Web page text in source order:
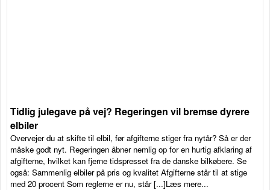
Tidlig julegave på vej? Regeringen vil bremse dyrere
elbiler
Overvejer du at skifte til elbil, før afgifterne stiger fra nytår? Så er der
måske godt nyt. Regeringen åbner nemlig op for en hurtig afklaring af
afgifterne, hvilket kan fjerne tidspresset fra de danske bilkøbere. Se
også: Sammenlig elbiler på pris og kvalitet Afgifterne står til at stige
med 20 procent Som reglerne er nu, står [...]Læs mere...